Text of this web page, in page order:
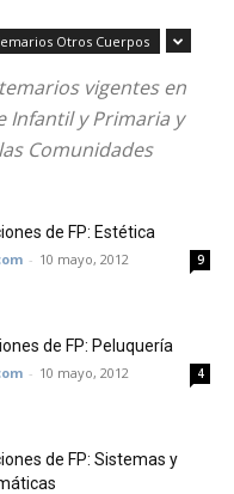
Otros Cuerpos
vigentes en
Infantil y Primaria y
Comunidades
de FP: Estética
- 10 mayo, 2012 9
de FP: Peluquería
- 10 mayo, 2012 4
de FP: Sistemas y